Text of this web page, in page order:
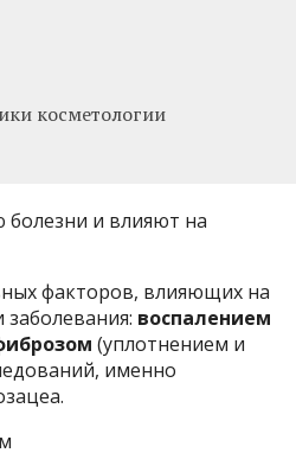
косметологии
болезни и влияют на
факторов, влияющих на
воспалением
(уплотнением и
именно